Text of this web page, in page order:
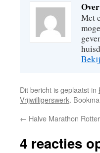
Met
Dit bericht is geplaatst in
Vrijwilligerswerk.
← Halve Marathon
4 reacties